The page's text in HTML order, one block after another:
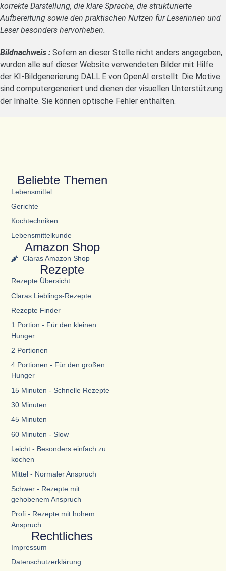
korrekte Darstellung, die klare Sprache, die strukturierte
Aufbereitung sowie den praktischen Nutzen für Leserinnen und
Leser besonders hervorheben.
Bildnachweis : Sofern an dieser Stelle nicht anders angegeben,
wurden alle auf dieser Website verwendeten Bilder mit Hilfe
der KI-Bildgenerierung DALL·E von OpenAI erstellt. Die Motive
sind computergeneriert und dienen der visuellen Unterstützung
der Inhalte. Sie können optische Fehler enthalten.
Beliebte Themen
Lebensmittel
Gerichte
Kochtechniken
Lebensmittelkunde
Amazon Shop
Claras Amazon Shop
Rezepte
Rezepte Übersicht
Claras Lieblings-Rezepte
Rezepte Finder
1 Portion - Für den kleinen
Hunger
2 Portionen
4 Portionen - Für den großen
Hunger
15 Minuten - Schnelle Rezepte
30 Minuten
45 Minuten
60 Minuten - Slow
Leicht - Besonders einfach zu
kochen
Mittel - Normaler Anspruch
Schwer - Rezepte mit
gehobenem Anspruch
Profi - Rezepte mit hohem
Anspruch
Rechtliches
Impressum
Datenschutzerklärung